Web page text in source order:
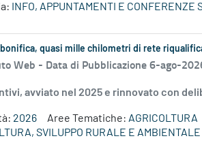
INFO, APPUNTAMENTI E CONFERENZE
bonifica, quasi mille chilometri di rete
Web - Data di Pubblicazione 6-ago-
avviato nel 2025 e rinnovato con
2026 Aree Tematiche: AGRICOLTURA
SVILUPPO RURALE E AMBIENTALE